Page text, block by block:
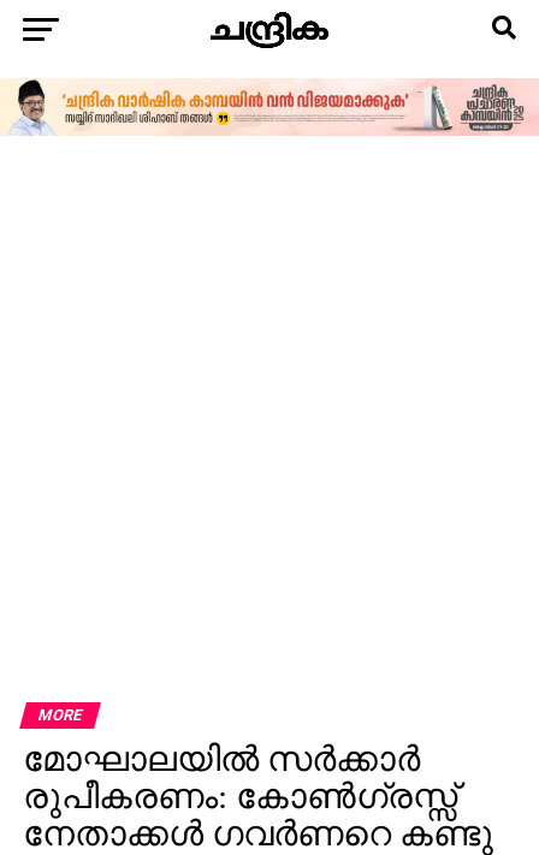
MORE
മോഘാലയില്‍ സര്‍ക്കാര്‍
രുപീകരണം: കോണ്‍ഗ്രസ്സ്
നേതാക്കള്‍ ഗവര്‍ണറെ കണ്ടു